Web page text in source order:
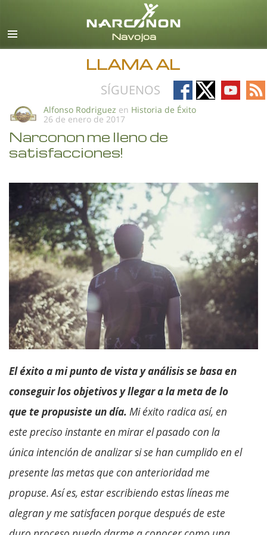
Español
Todas las Regiones/Idiomas
LLAMA AL
SÍGUENOS
Follow
on
Follow
on
Follow
on
on
Alfonso Rodriguez en Historia de Éxito
26 de enero de 2017
Narconon me lleno de
satisfacciones!
El éxito a mi punto de vista y análisis se basa en
conseguir los objetivos y llegar a la meta de lo
que te propusiste un día. Mi éxito radica así, en
este preciso instante en mirar el pasado con la
única intención de analizar si se han cumplido en el
presente las metas que con anterioridad me
propuse. Así es, estar escribiendo estas líneas me
alegran y me satisfacen porque después de este